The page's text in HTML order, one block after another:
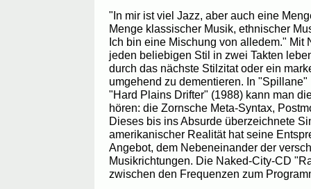
"In mir ist viel Jazz, aber auch eine
Menge klassischer Musik, ethnischer
Ich bin eine Mischung von alledem." Mit
jeden beliebigen Stil in zwei Takten
durch das nächste Stilzitat oder ein
umgehend zu dementieren. In
"Hard Plains Drifter" (1988) kann man
hören: die Zornsche Meta-Syntax,
Dieses bis ins Absurde überzeichnete
amerikanischer Realität hat seine
Angebot, dem Nebeneinander der
Musikrichtungen. Die Naked-City-CD
zwischen den Frequenzen zum